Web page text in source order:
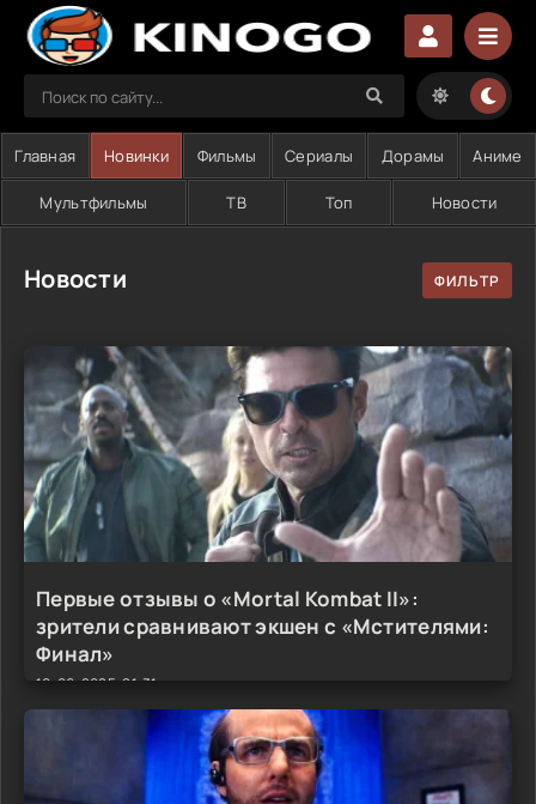
Главная Новинки Фильмы Сериалы Дорамы Аниме
Мультфильмы ТВ Топ Новости
Новости
Первые отзывы о «Mortal Kombat II»:
зрители сравнивают экшен с «Мстителями:
Финал»
10-06-2025, 21:31